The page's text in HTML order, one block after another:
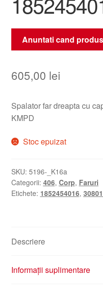
Anuntati cand
605,00 lei
Spalator far dreapta cu
KMPD
Stoc epuizat
SKU: 5196-_K16a
Categorii: 406, Corp, Faruri
Etichete: 1852454016,
Descriere
Informații suplimentare